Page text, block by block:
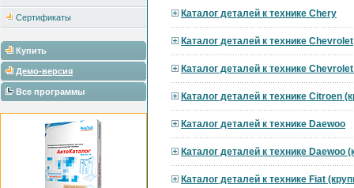
Сертификаты
Купить
Демо-версия
Все программы
Каталог деталей к технике Chery
Каталог деталей к технике Chevrolet
Каталог деталей к технике
Каталог деталей к технике Citroen
Каталог деталей к технике Daewoo
Каталог деталей к технике Daewoo
Каталог деталей к технике Fiat